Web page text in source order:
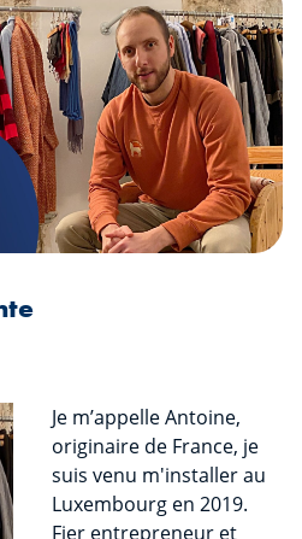
Je m’appelle Antoine,
originaire de France, je
suis venu m'installer au
Luxembourg en 2019.
Fier entrepreneur et